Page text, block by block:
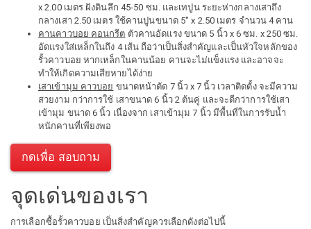
x 2.00 เมตร ฝังดินลึก 45-50 ซม. และเทปูน ระยะห่างกลางเสาถึง
กลางเสา 2.50 เมตร ใช้คานปูนขนาด 5" x 2.50 เมตร จำนวน 4 คาน
คานคาวบอย คอนกรีต ตัวคานอัดแรง ขนาด 5 นิ้ว x 6 ซม. x 250 ซม.
อัดแรงใส่เหล็กในถึง 4 เส้น ถือว่าเป็นสิ่งสำคัญและเป็นหัวใจหลักของ
รั้วคาวบอย หากเหล็กในคานน้อย คานจะไม่แข็งแรง และอาจจะ
ทำให้เกิดความเสียหายได้ง่าย
เสาเข้ามุม คาวบอย ขนาดหน้าตัด 7 นิ้ว x 7 นิ้ว เวลาติดตั้ง จะมีความ
สวยงาม กว่าการใช้ เสาขนาด 6 นิ้ว 2 ต้นคู่ และจะดีกว่าการใช้เสา
เข้ามุม ขนาด 6 นิ้ว เนื่องจาก เสาเข้ามุม 7 นิ้ว มีพื้นที่ในการรับน้ำ
หนักคานที่เพียงพอ
กดเพื่อ สอบถาม
จุดเด่นของเรา
การเลือกซื้อรั้วคาวบอย เป็นสิ่งสำคัญควรเลือกดังต่อไปนี้